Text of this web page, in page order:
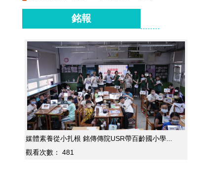
銘報
媒體素養從小扎根 銘傳傳院USR帶百齡國小學...
觀看次數：
481